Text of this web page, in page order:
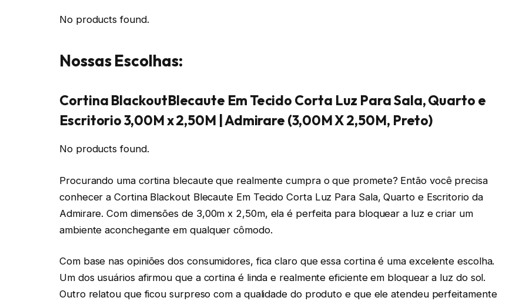
No products found.
Nossas Escolhas:
Cortina BlackoutBlecaute Em Tecido Corta Luz Para Sala, Quarto e
Escritorio 3,00M x 2,50M | Admirare (3,00M X 2,50M, Preto)
No products found.
Procurando uma cortina blecaute que realmente cumpra o que promete? Então você precisa
conhecer a Cortina Blackout Blecaute Em Tecido Corta Luz Para Sala, Quarto e Escritorio da
Admirare. Com dimensões de 3,00m x 2,50m, ela é perfeita para bloquear a luz e criar um
ambiente aconchegante em qualquer cômodo.
Com base nas opiniões dos consumidores, fica claro que essa cortina é uma excelente escolha.
Um dos usuários afirmou que a cortina é linda e realmente eficiente em bloquear a luz do sol.
Outro relatou que ficou surpreso com a qualidade do produto e que ele atendeu perfeitamente